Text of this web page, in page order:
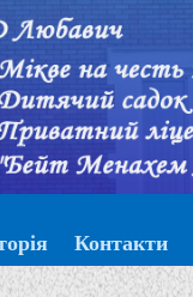
Контакти